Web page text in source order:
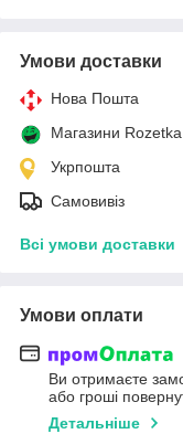
Умови доставки
Нова Пошта
Магазини Rozetka
Укрпошта
Самовивіз
Всі умови доставки
Умови оплати
Ви отримаєте
або гроші
Детальніше